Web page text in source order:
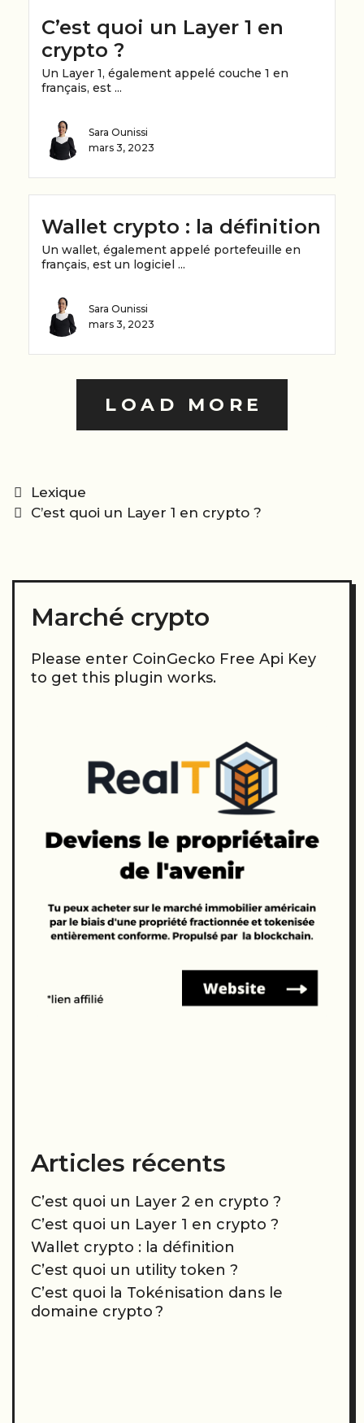
C’est quoi un Layer 1 en
crypto ?
Un Layer 1, également appelé couche 1 en
français, est ...
Sara Ounissi
mars 3, 2023
Wallet crypto : la définition
Un wallet, également appelé portefeuille en
français, est un logiciel ...
Sara Ounissi
mars 3, 2023
LOAD MORE
Categories
Lexique
PostC’est quoi un Layer 1 en crypto ?
Marché crypto
Please enter CoinGecko Free Api Key
to get this plugin works.
Articles récents
C’est quoi un Layer 2 en crypto ?
C’est quoi un Layer 1 en crypto ?
Wallet crypto : la définition
C’est quoi un utility token ?
C’est quoi la Tokénisation dans le
domaine crypto ?